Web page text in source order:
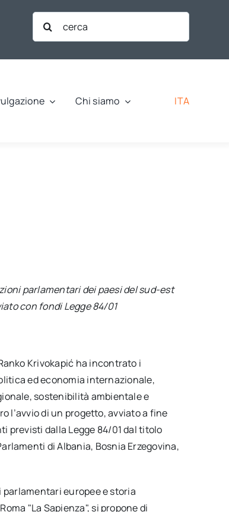
Cerca
per:
Chi siamo ITA
parlamentari dei paesi del sud-est
con fondi Legge 84/01
Krivokapić ha incontrato i
ed economia internazionale,
sostenibilità ambientale e
l’avvio di un progetto, avviato a fine
previsti dalla Legge 84/01 dal titolo
di Albania, Bosnia Erzegovina,
europee e storia
"La Sapienza", si propone di